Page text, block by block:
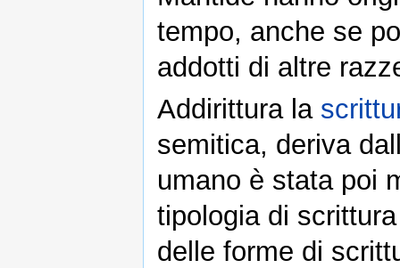
tempo, anche se
addotti di altre
Addirittura la
semitica, deriva
umano è stata poi
tipologia di
delle forme di